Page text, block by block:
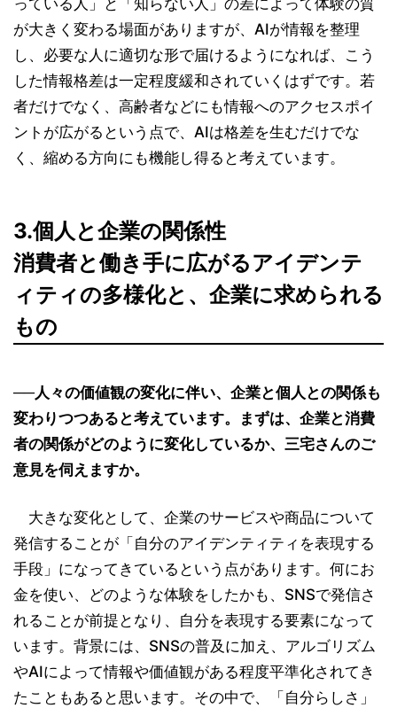
っている人」と「知らない人」の差によって体験の質
が大きく変わる場面がありますが、AIが情報を整理
し、必要な人に適切な形で届けるようになれば、こう
した情報格差は一定程度緩和されていくはずです。若
者だけでなく、高齢者などにも情報へのアクセスポイ
ントが広がるという点で、AIは格差を生むだけでな
く、縮める方向にも機能し得ると考えています。
3.個人と企業の関係性
消費者と働き手に広がるアイデンテ
ィティの多様化と、企業に求められる
もの
──人々の価値観の変化に伴い、企業と個人との関係も
変わりつつあると考えています。まずは、企業と消費
者の関係がどのように変化しているか、三宅さんのご
意見を伺えますか。
大きな変化として、企業のサービスや商品について
発信することが「自分のアイデンティティを表現する
手段」になってきているという点があります。何にお
金を使い、どのような体験をしたかも、SNSで発信さ
れることが前提となり、自分を表現する要素になって
います。背景には、SNSの普及に加え、アルゴリズム
やAIによって情報や価値観がある程度平準化されてき
たこともあると思います。その中で、「自分らしさ」